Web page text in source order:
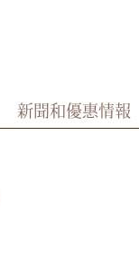
新聞和優惠情報